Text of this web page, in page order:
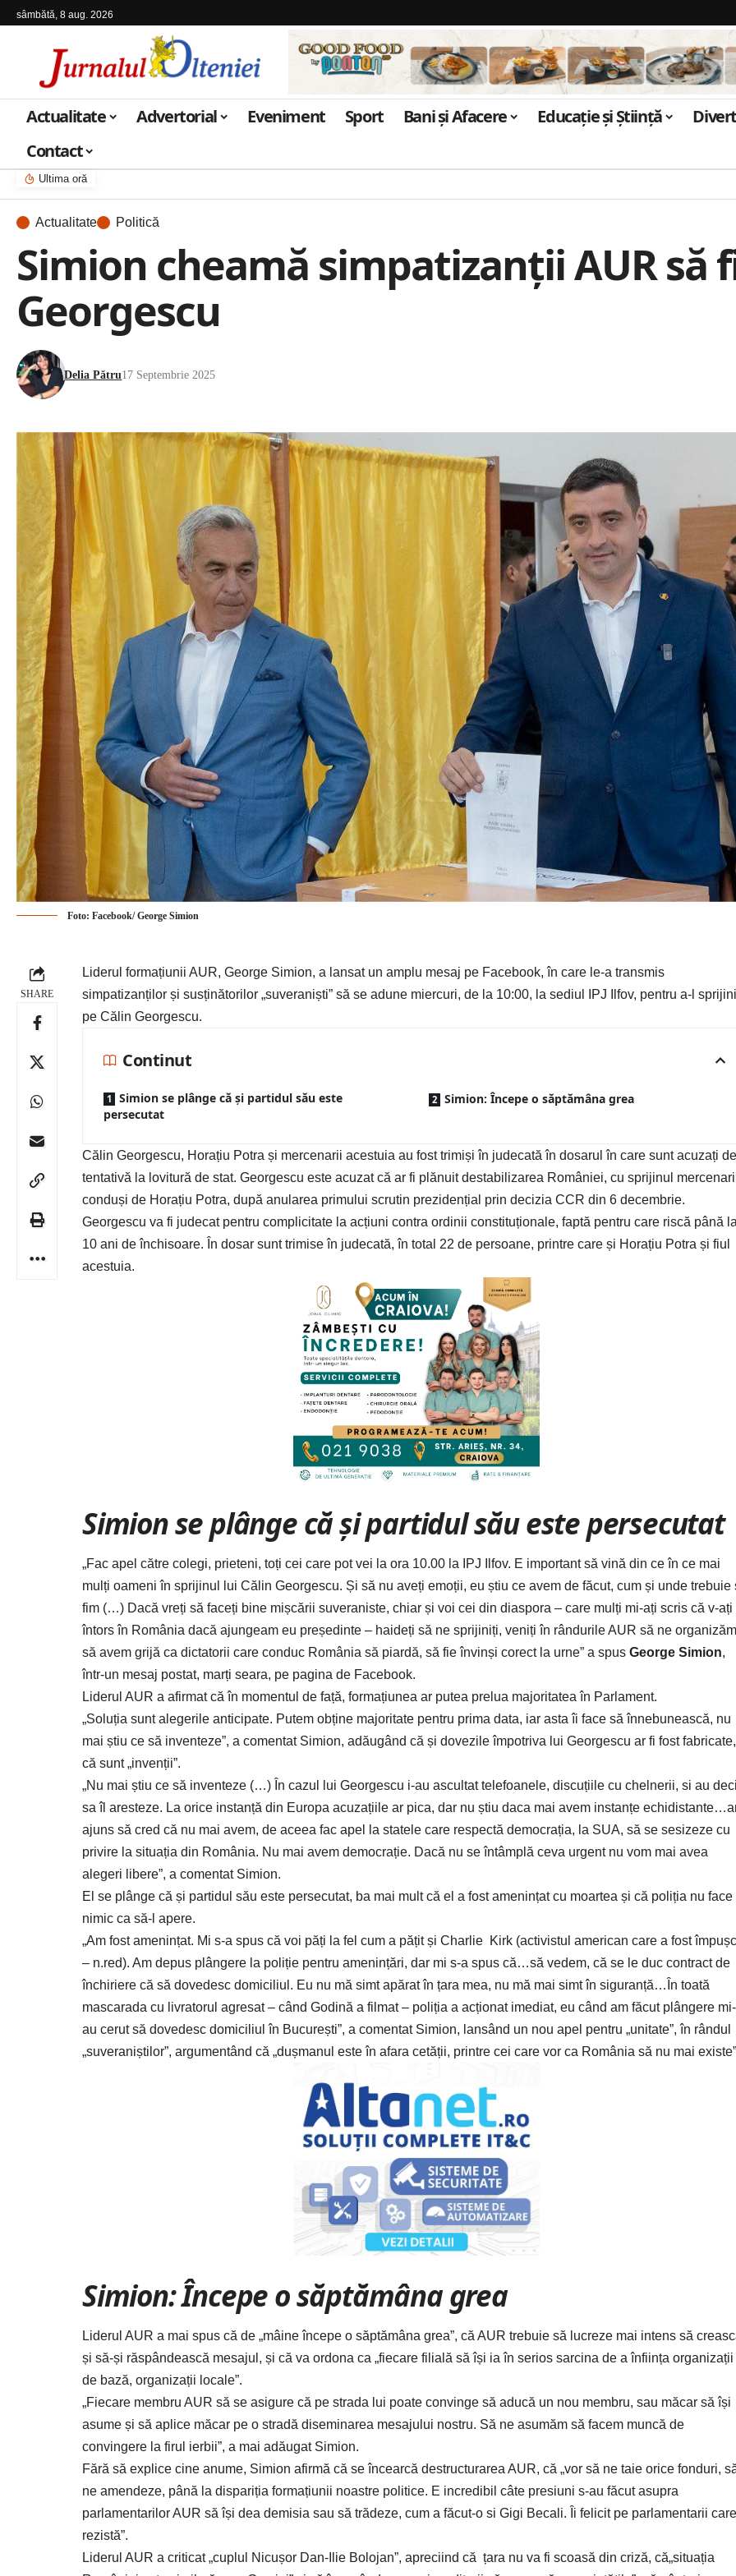
sâmbătă, 8 aug. 2026
Actualitate Advertorial Eveniment Sport Bani și Afacere Educație și Știință
Contact
Ultima oră
Actualitate Politică
Simion cheamă simpatizanții AUR să
Georgescu
Delia Pătru17 Septembrie 2025
Foto: Facebook/ George Simion
SHARE
Liderul formațiunii AUR, George Simion, a lansat un amplu mesaj pe Facebook, în care le-a transmis
simpatizanților și susținătorilor „suveraniști” să se adune miercuri, de la 10:00, la sediul IPJ Ilfov, pentru a-l sprijini
pe Călin Georgescu.
Continut
Simion se plânge că și partidul său este
persecutat
Simion: Începe o săptămâna grea
Călin Georgescu, Horațiu Potra și mercenarii acestuia au fost trimiși în judecată în dosarul în care sunt acuzați de
tentativă la lovitură de stat. Georgescu este acuzat că ar fi plănuit destabilizarea României, cu sprijinul
conduși de Horațiu Potra, după anularea primului scrutin prezidențial prin decizia CCR din 6 decembrie.
Georgescu va fi judecat pentru complicitate la acțiuni contra ordinii constituționale, faptă pentru care riscă până la
10 ani de închisoare. În dosar sunt trimise în judecată, în total 22 de persoane, printre care și Horațiu Potra și fiul
acestuia.
Simion se plânge că și partidul său este persecutat
„Fac apel către colegi, prieteni, toți cei care pot vei la ora 10.00 la IPJ Ilfov. E important să vină din ce în ce mai
mulți oameni în sprijinul lui Călin Georgescu. Și să nu aveți emoții, eu știu ce avem de făcut, cum și unde trebuie
fim (…) Dacă vreți să faceți bine mișcării suveraniste, chiar și voi cei din diaspora – care mulți mi-ați scris că v-ați
întors în România dacă ajungeam eu președinte – haideți să ne sprijiniți, veniți în rândurile AUR să ne
să avem grijă ca dictatorii care conduc România să piardă, să fie învinși corect la urne” a spus George Simion,
într-un mesaj postat, marți seara, pe pagina de Facebook.
Liderul AUR a afirmat că în momentul de față, formațiunea ar putea prelua majoritatea în Parlament.
„Soluția sunt alegerile anticipate. Putem obține majoritate pentru prima data, iar asta îi face să înnebunească, nu
mai știu ce să inventeze”, a comentat Simion, adăugând că și dovezile împotriva lui Georgescu ar fi fost fabricate,
că sunt „invenții”.
„Nu mai știu ce să inventeze (…) În cazul lui Georgescu i-au ascultat telefoanele, discuțiile cu chelnerii, si au
sa îl aresteze. La orice instanță din Europa acuzațiile ar pica, dar nu știu daca mai avem instanțe
ajuns să cred că nu mai avem, de aceea fac apel la statele care respectă democrația, la SUA, să se sesizeze cu
privire la situația din România. Nu mai avem democrație. Dacă nu se întâmplă ceva urgent nu vom mai avea
alegeri libere”, a comentat Simion.
El se plânge că și partidul său este persecutat, ba mai mult că el a fost amenințat cu moartea și că poliția nu face
nimic ca să-l apere.
„Am fost amenințat. Mi s-a spus că voi păți la fel cum a pățit și Charlie Kirk (activistul american care a fost
– n.red). Am depus plângere la poliție pentru amenințări, dar mi s-a spus că…să vedem, că se le duc contract de
închiriere că să dovedesc domiciliul. Eu nu mă simt apărat în țara mea, nu mă mai simt în siguranță…În toată
mascarada cu livratorul agresat – când Godină a filmat – poliția a acționat imediat, eu când am făcut plângere mi-
au cerut să dovedesc domiciliul în București”, a comentat Simion, lansând un nou apel pentru „unitate”, în rândul
„suveraniștilor”, argumentând că „dușmanul este în afara cetății, printre cei care vor ca România să nu mai
Simion: Începe o săptămâna grea
Liderul AUR a mai spus că de „mâine începe o săptămâna grea”, că AUR trebuie să lucreze mai intens să
și să-și răspândească mesajul, și că va ordona ca „fiecare filială să își ia în serios sarcina de a înființa organizații
de bază, organizații locale”.
„Fiecare membru AUR să se asigure că pe strada lui poate convinge să aducă un nou membru, sau măcar să își
asume și să aplice măcar pe o stradă diseminarea mesajului nostru. Să ne asumăm să facem muncă de
convingere la firul ierbii”, a mai adăugat Simion.
Fără să explice cine anume, Simion afirmă că se încearcă destructurarea AUR, că „vor să ne taie orice fonduri,
ne amendeze, până la dispariția formațiunii noastre politice. E incredibil câte presiuni s-au făcut asupra
parlamentarilor AUR să își dea demisia sau să trădeze, cum a făcut-o si Gigi Becali. Îi felicit pe parlamentarii care
rezistă”.
Liderul AUR a criticat „cuplul Nicușor Dan-Ilie Bolojan”, apreciind că țara nu va fi scoasă din criză, că„situația